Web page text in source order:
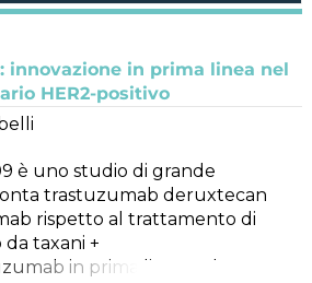
innovazione in prima linea nel
HER2-positivo
è uno studio di grande
trastuzumab deruxtecan
rispetto al trattamento di
taxani +
in prima linea nel